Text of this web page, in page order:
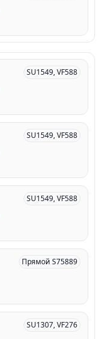
SU1549, VF588
SU1549, VF588
SU1549, VF588
Прямой S75889
SU1307, VF276